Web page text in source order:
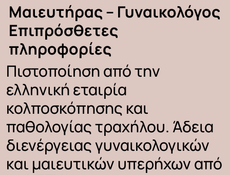
Μαιευτήρας– Γυναικολόγος
Επιπρόσθετες
πληροφορίες
Πιστοποίησηαπότην
ελληνικήεταιρία
κολποσκόπησης και
παθολογίαςτραχήλου. Άδεια
διενέργειαςγυναικολογικών
και μαιευτικώνυπερήχωναπό